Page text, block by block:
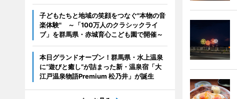
子どもたちと地域の笑顔をつなぐ"本物の音
楽体験" ～「100万人のクラシックライ
ブ」を群馬県・赤城育心こども園で開催～
本日グランドオープン！群馬県・水上温泉
に“遊びと癒し”が詰まった新・温泉宿「大
江戸温泉物語Premium 松乃井」が誕生